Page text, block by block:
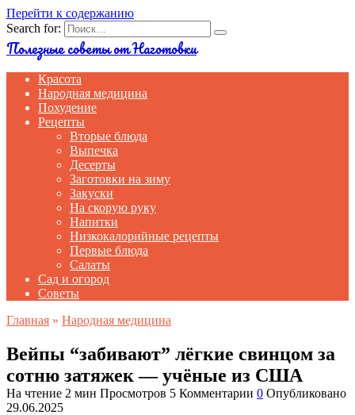
Перейти к содержанию
Search for:
Полезные советы от Наготовки
Красота
Народная медицина
Похудение
Рецепты
Вторые блюда
Выпечка
Десерты
Заготовки на зиму
Закуски
На скорую руку
Напитки
Низкокалорийные рецепты
Первые блюда
Салаты
Сад и огород
Советы
Главная » Народная медицина
Вейпы “забивают” лёгкие свинцом за
сотню затяжек — учёные из США
На чтение 2 мин Просмотров 5 Комментарии 0 Опубликовано
29.06.2025